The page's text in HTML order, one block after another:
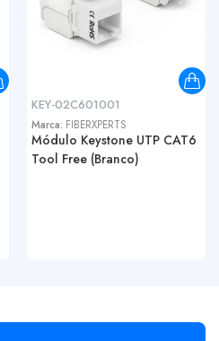
KEY-02C601001
Marca: FIBERXPERTS
Módulo Keystone UTP CAT6
Tool Free (Branco)